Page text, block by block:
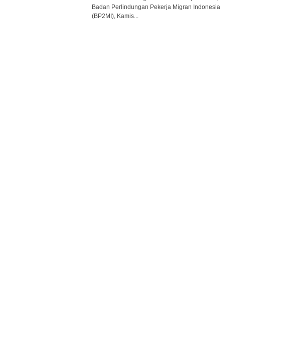
Badan Perlindungan Pekerja Migran Indonesia
(BP2MI), Kamis...